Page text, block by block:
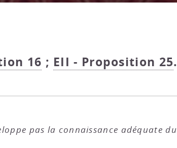
16 ; EII - Proposition 25.
pas la connaissance adéquate du